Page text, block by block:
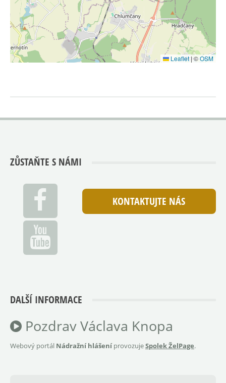
Leaflet |©OSM
ZŮSTAŇTE S NÁMI
KONTAKTUJTE NÁS
DALŠÍ INFORMACE
Pozdrav Václava Knopa
Webový portál Nádražní hlášeníprovozujeSpolek ŽelPage.